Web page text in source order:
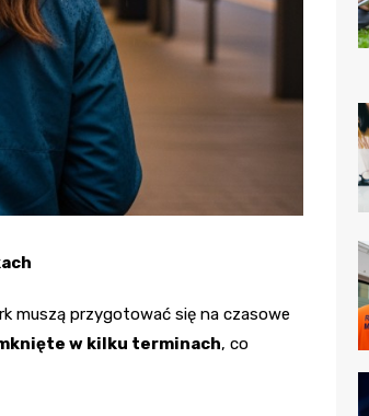
muszą przygotować się na czasowe
w kilku terminach, co